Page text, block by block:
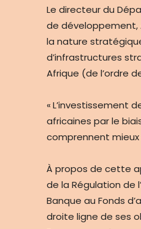
Le directeur du
de développement,
la nature
d’infrastructures
Afrique (de l’ordre
« L’investissement
africaines par le
comprennent mieux
À propos de cette
de la Régulation de
Banque au Fonds
droite ligne de ses